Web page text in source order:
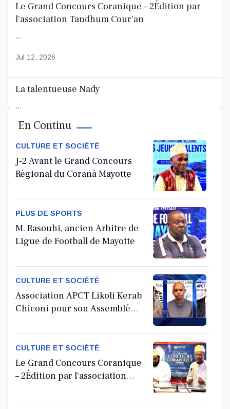
Le Grand Concours Coranique – 2Édition par
l'association Tandhum Cour'an
...
Jul 12, 2026
La talentueuse Nady
...
Jul 11, 2026
En Continu
CULTURE ET SOCIÉTÉ
J-2 Avant le Grand Concours
Régional du Coranà Mayotte
PLUS DE SPORTS
M. Rasouhi, ancien Arbitre de
Ligue de Football de Mayotte
CULTURE ET SOCIÉTÉ
Association APCT Likoli Kerab
Chiconi pour son Assemblée
CULTURE ET SOCIÉTÉ
Le Grand Concours Coranique
– 2Édition par l'association